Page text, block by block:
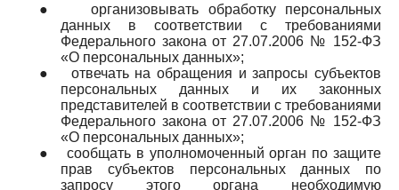
●
организовывать обработку персональных
данных в соответствии с требованиями
Федерального закона от 27.07.2006 № 152-ФЗ
«О персональных данных»;
●
отвечать на обращения и запросы субъектов
персональных данных и их законных
представителей в соответствии с требованиями
Федерального закона от 27.07.2006 № 152-ФЗ
«О персональных данных»;
●
сообщать в уполномоченный орган по защите
прав субъектов персональных данных по
запросу этого органа необходимую